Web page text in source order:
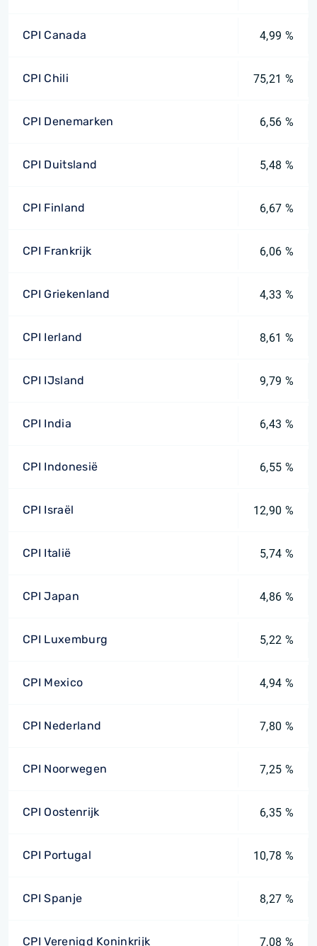
CPI Canada 4,99 %
CPI Chili 75,21 %
CPI Denemarken 6,56 %
CPI Duitsland 5,48 %
CPI Finland 6,67 %
CPI Frankrijk 6,06 %
CPI Griekenland 4,33 %
CPI Ierland 8,61 %
CPI IJsland 9,79 %
CPI India 6,43 %
CPI Indonesië 6,55 %
CPI Israël 12,90 %
CPI Italië 5,74 %
CPI Japan 4,86 %
CPI Luxemburg 5,22 %
CPI Mexico 4,94 %
CPI Nederland 7,80 %
CPI Noorwegen 7,25 %
CPI Oostenrijk 6,35 %
CPI Portugal 10,78 %
CPI Spanje 8,27 %
CPI Verenigd Koninkrijk 7,08 %